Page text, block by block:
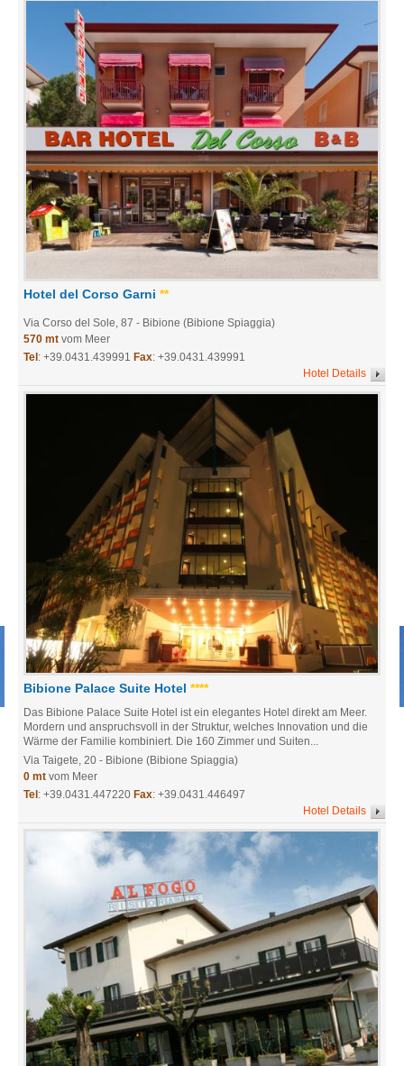
Hotel del Corso Garni **
Via Corso del Sole, 87 - Bibione (Bibione Spiaggia)
570 mt vom Meer
Tel : +39.0431.439991 Fax: +39.0431.439991
Hotel Details
Bibione Palace Suite Hotel ****
Das Bibione Palace Suite Hotel ist ein elegantes Hotel direkt am Meer.
Mordern und anspruchsvoll in der Struktur, welches Innovation und die
Wärme der Familie kombiniert. Die 160 Zimmer und Suiten...
Via Taigete, 20 - Bibione (Bibione Spiaggia)
0 mt vom Meer
Tel : +39.0431.447220 Fax: +39.0431.446497
Hotel Details